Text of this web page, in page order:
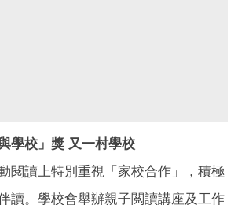
學校」獎 又一村學校
閱讀上特別重視「家校合作」，積極
讀。學校會舉辦親子閲讀講座及工作